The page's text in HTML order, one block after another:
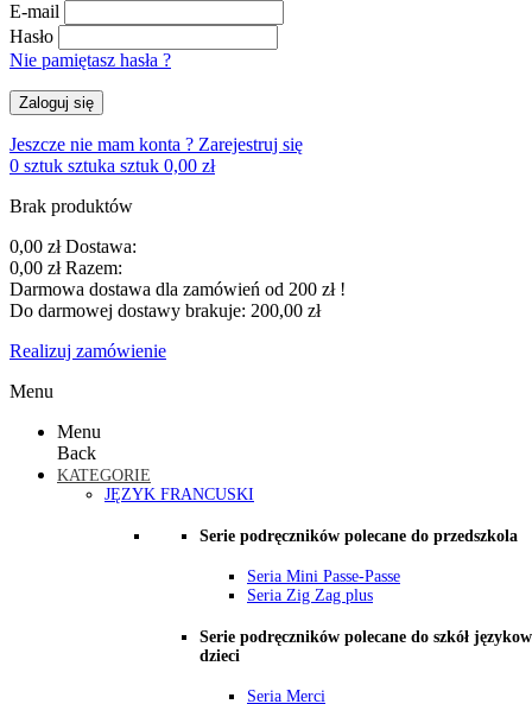
E-mail
Hasło
Nie pamiętasz hasła ?
Zaloguj się
Jeszcze nie mam konta ? Zarejestruj się
0 sztuk sztuka sztuk 0,00 zł
Brak produktów
0,00 złDostawa:
0,00 zł Razem:
Darmowa dostawa dla zamówień od 200 zł !
Do darmowej dostawy brakuje: 200,00 zł
Realizuj zamówienie
Menu
Menu
Back
KATEGORIE
JĘZYK FRANCUSKI
Serie podręczników polecane do przedszkola
Seria Mini Passe-Passe
Seria Zig Zag plus
Serie podręczników polecane do szkół
dzieci
Seria Merci